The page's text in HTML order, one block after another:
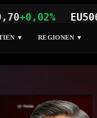
EU50
▼ REGIONEN ▼